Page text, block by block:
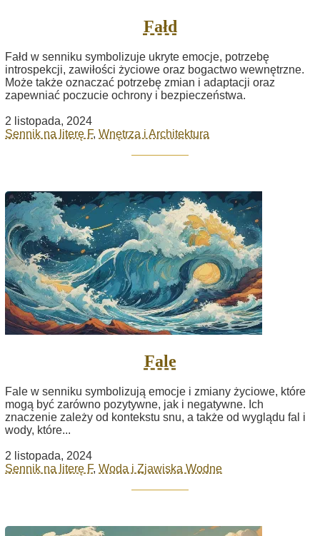
Fałd
Fałd w senniku symbolizuje ukryte emocje, potrzebę
introspekcji, zawiłości życiowe oraz bogactwo wewnętrzne.
Może także oznaczać potrzebę zmian i adaptacji oraz
zapewniać poczucie ochrony i bezpieczeństwa.
2 listopada, 2024
Sennik na literę F, Wnętrza i Architektura
Fale
Fale w senniku symbolizują emocje i zmiany życiowe, które
mogą być zarówno pozytywne, jak i negatywne. Ich
znaczenie zależy od kontekstu snu, a także od wyglądu fal i
wody, które...
2 listopada, 2024
Sennik na literę F, Woda i Zjawiska Wodne